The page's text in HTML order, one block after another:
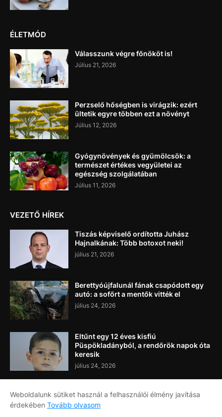
ÉLETMÓD
Válasszunk végre főnököt is!
Július 21, 2026
Perzselő hőségben is virágzik: ezért
ültetik egyre többen ezt a növényt
Július 12, 2026
Gyógynövények és gyümölcsök: a
természet értékes vegyületei az
egészség szolgálatában
Július 11, 2026
VEZETŐ HÍREK
Tiszás képviselő ordította Juhász
Hajnalkának: Több botoxot neki!
július 21, 2026
Berettyóújfalunál fának csapódott egy
autó: a sofőrt a mentők vitték el
július 24, 2026
Eltűnt egy 12 éves kisfiú
Püspökladányból, a rendőrök napok óta
keresik
július 24, 2026
Címlap Rólunk
Weboldalunk sütiket használ a felhasználói élmény javítása
érdekében Tovább olvasom